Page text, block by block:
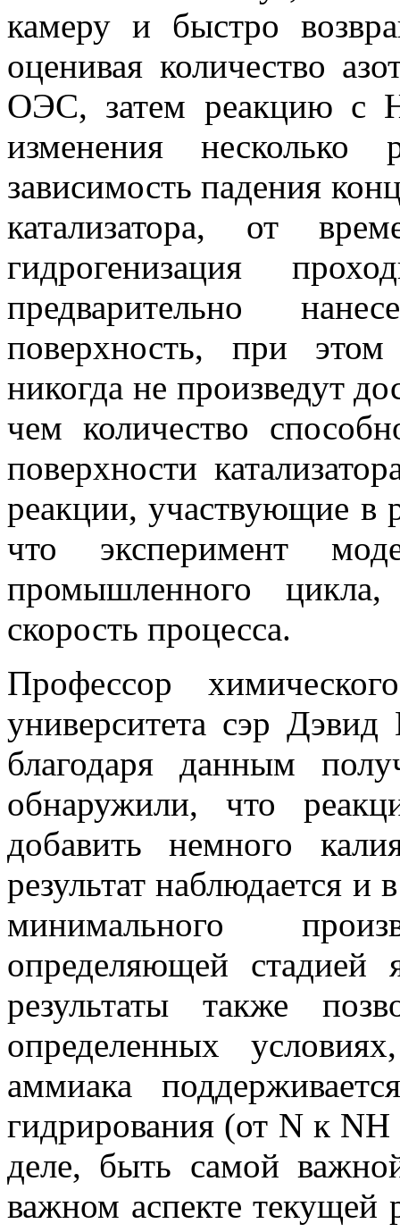
камеру и быстро
оценивая количество
ОЭС, затем реакцию с
изменения
зависимость падения
катализатора, от
гидрогенизация
предварительно
поверхность, при
никогда не произведут
чем количество
поверхности
реакции, участвующие в
что эксперимент
промышленного
скорость процесса.
Профессор
университета сэр
благодаря данным
обнаружили, что
добавить немного
результат наблюдается
минимального
определяющей стадией
результаты также
определенных
аммиака
гидрирования (от N к
деле, быть самой
важном аспекте текущей